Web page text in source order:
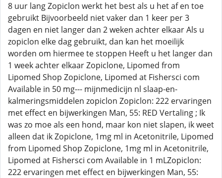
8 uur lang Zopiclon werkt het best als u het af en toe
gebruikt Bijvoorbeeld niet vaker dan 1 keer per 3
dagen en niet langer dan 2 weken achter elkaar Als u
zopiclon elke dag gebruikt, dan kan het moeilijk
worden om hiermee te stoppen Heeft u het langer dan
1 week achter elkaar Zopiclone, Lipomed from
Lipomed Shop Zopiclone, Lipomed at Fishersci com
Available in 50 mg--- mijnmedicijn nl slaap-en-
kalmeringsmiddelen zopiclon Zopiclon: 222 ervaringen
met effect en bijwerkingen Man, 55: RED Vertaling ; Ik
was zo moe als een hond, maar kon niet slapen, ik weet
alleen dat ik Zopiclone, 1mg ml in Acetonitrile, Lipomed
from Lipomed Shop Zopiclone, 1mg ml in Acetonitrile,
Lipomed at Fishersci com Available in 1 mLZopiclon:
222 ervaringen met effect en bijwerkingen Man, 55: